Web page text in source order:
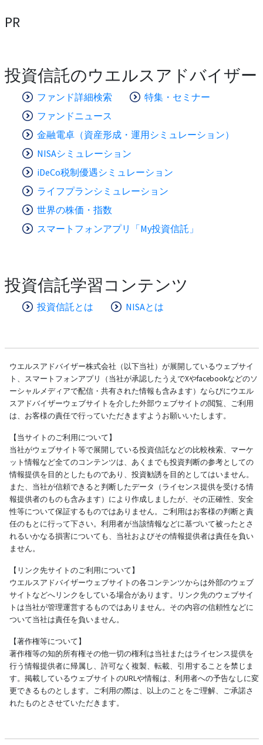
PR
投資信託のウエルスアドバイザー
ファンド詳細検索
特集・セミナー
ファンドニュース
金融電卓（資産形成・運用シミュレーション）
NISAシミュレーション
iDeCo税制優遇シミュレーション
ライフプランシミュレーション
世界の株価・指数
スマートフォンアプリ「My投資信託」
投資信託学習コンテンツ
投資信託とは NISAとは
ウエルスアドバイザー株式会社（以下当社）が展開しているウェブサイ
ト、スマートフォンアプリ（当社が承認したうえでXやfacebookなどのソ
ーシャルメディアで配信・共有された情報も含みます）ならびにウエル
スアドバイザーウェブサイトを介した外部ウェブサイトの閲覧、ご利用
は、お客様の責任で行っていただきますようお願いいたします。
【当サイトのご利用について】
当社がウェブサイト等で展開している投資信託などの比較検索、マーケ
ット情報など全てのコンテンツは、あくまでも投資判断の参考としての
情報提供を目的としたものであり、投資勧誘を目的としてはいません。
また、当社が信頼できると判断したデータ（ライセンス提供を受ける情
報提供者のものも含みます）により作成しましたが、その正確性、安全
性等について保証するものではありません。ご利用はお客様の判断と責
任のもとに行って下さい。利用者が当該情報などに基づいて被ったとさ
れるいかなる損害についても、当社およびその情報提供者は責任を負い
ません。
【リンク先サイトのご利用について】
ウエルスアドバイザーウェブサイトの各コンテンツからは外部のウェブ
サイトなどへリンクをしている場合があります。リンク先のウェブサイ
トは当社が管理運営するものではありません。その内容の信頼性などに
ついて当社は責任を負いません。
【著作権等について】
著作権等の知的所有権その他一切の権利は当社またはライセンス提供を
行う情報提供者に帰属し、許可なく複製、転載、引用することを禁じま
す。掲載しているウェブサイトのURLや情報は、利用者への予告なしに変
更できるものとします。ご利用の際は、以上のことをご理解、ご承諾さ
れたものとさせていただきます。